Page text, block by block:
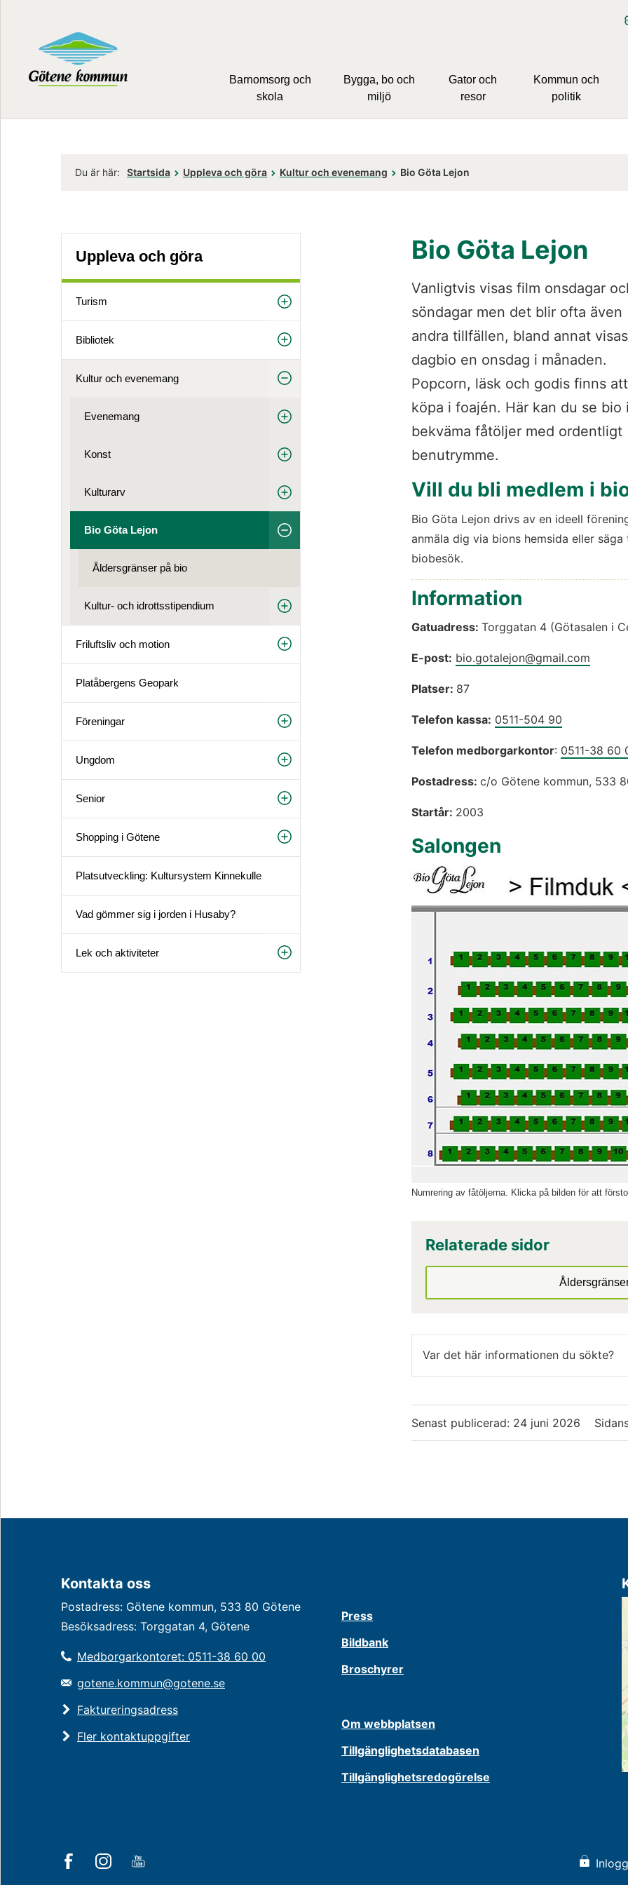
Barnomsorg och
skola
Bygga, bo och
miljö
Gator och
resor
Kommun och
politik
Du är här: Startsida Uppleva och göra Kultur och evenemang Bio Göta Lejon
Uppleva och göra
Turism
Bibliotek
Kultur och evenemang
Evenemang
Konst
Kulturarv
Bio Göta Lejon
Åldersgränser på bio
Kultur- och idrottsstipendium
Friluftsliv och motion
Platåbergens Geopark
Föreningar
Ungdom
Senior
Shopping i Götene
Platsutveckling: Kultursystem Kinnekulle
Vad gömmer sig i jorden i Husaby?
Lek och aktiviteter
Bio Göta Lejon
Vanligtvis visas film onsdagar
söndagar men det blir ofta även
andra tillfällen, bland annat visas
dagbio en onsdag i månaden.
Popcorn, läsk och godis finns att
köpa i foajén. Här kan du se bio
bekväma fåtöljer med ordentligt
benutrymme.
Vill du bli medlem i
Bio Göta Lejon drivs av en ideell
anmäla dig via bions hemsida eller
biobesök.
Information
Gatuadress: Torggatan 4 (Götasalen i
E-post: bio.gotalejon@gmail.com
Platser: 87
Telefon kassa: 0511-504 90
Telefon medborgarkontor: 0511-38 60
Postadress: c/o Götene kommun, 533
Startår: 2003
Salongen
Numrering av fåtöljerna. Klicka på bilden för att
Relaterade sidor
Var det här informationen du sökte?
Senast publicerad: 24 juni 2026
Kontakta oss
Postadress: Götene kommun, 533 80 Götene
Besöksadress: Torggatan 4, Götene
Medborgarkontoret: 0511-38 60 00
gotene.kommun@gotene.se
Faktureringsadress
Fler kontaktuppgifter
Press
Bildbank
Broschyrer
Om webbplatsen
Tillgänglighetsdatabasen
Tillgänglighetsredogörelse